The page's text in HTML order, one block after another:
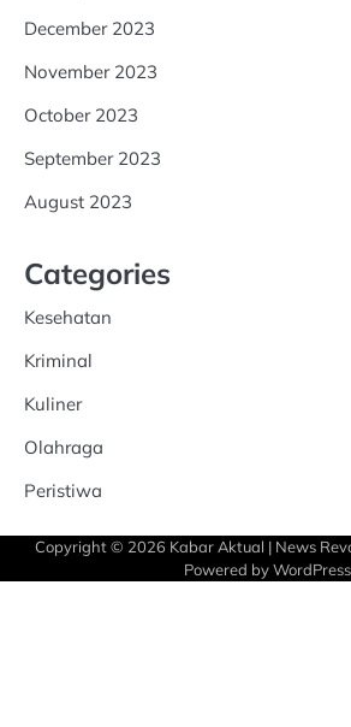
December 2023
November 2023
October 2023
September 2023
August 2023
Categories
Kesehatan
Kriminal
Kuliner
Olahraga
Peristiwa
Copyright © 2026 Kabar Aktual | News
Powered byWordPress